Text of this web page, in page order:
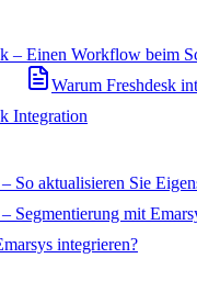
– Einen Workflow beim
Warum Freshdesk
Integration
So aktualisieren Sie
Segmentierung mit
integrieren?